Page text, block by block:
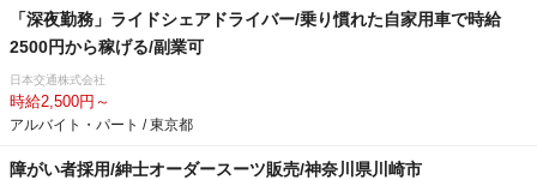
「深夜勤務」ライドシェアドライバー/乗り慣れた自家用車で時給
2500円から稼げる/副業可
日本交通株式会社
時給2,500円～
アルバイト・パート / 東京都
障がい者採用/紳士オーダースーツ販売/神奈川県川崎市